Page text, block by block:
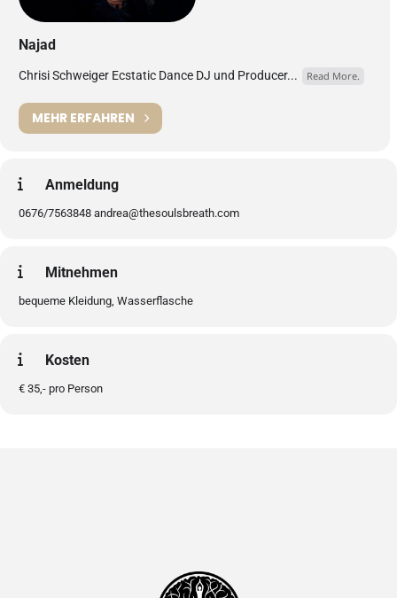
Najad
Chrisi Schweiger Ecstatic Dance DJ und Producer... Read More.
MEHR ERFAHREN
Anmeldung
0676/7563848 andrea@thesoulsbreath.com
Mitnehmen
bequeme Kleidung, Wasserflasche
Kosten
€ 35,- pro Person